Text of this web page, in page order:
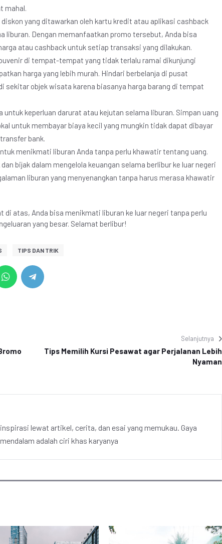
mahal.
diskon yang ditawarkan oleh kartu kredit atau aplikasi cashback
liburan. Dengan memanfaatkan promo tersebut, Anda bisa
atau cashback untuk setiap transaksi yang dilakukan.
di tempat-tempat yang tidak terlalu ramai dikunjungi
harga yang lebih murah. Hindari berbelanja di pusat
sekitar objek wisata karena biasanya harga barang di tempat
untuk keperluan darurat atau kejutan selama liburan. Simpan uang
untuk membayar biaya kecil yang mungkin tidak dapat dibayar
bank.
menikmati liburan Anda tanpa perlu khawatir tentang uang.
bijak dalam mengelola keuangan selama berlibur ke luar negeri
liburan yang menyenangkan tanpa harus merasa khawatir
di atas, Anda bisa menikmati liburan ke luar negeri tanpa perlu
yang besar. Selamat berlibur!
TIPS DAN TRIK
Selanjutnya
Tips Memilih Kursi Pesawat agar Perjalanan Lebih
Nyaman
lewat artikel, cerita, dan esai yang memukau. Gaya
adalah ciri khas karyanya